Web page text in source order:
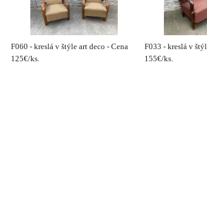
F060 - kreslá v štýle art deco - Cena
125€/ks.
F033 - kreslá v
155€/ks.